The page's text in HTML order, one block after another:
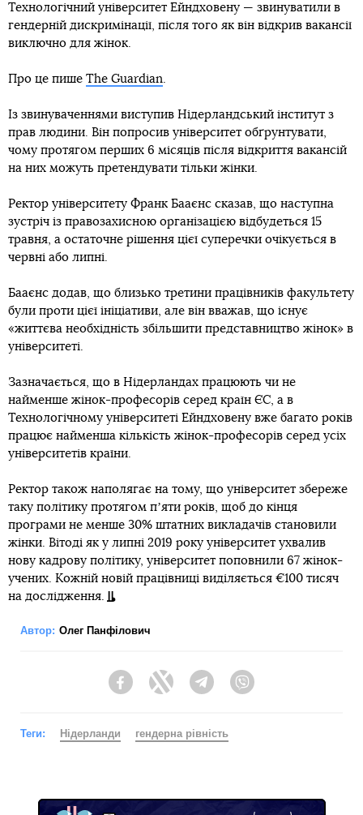
Технологічний університет Ейндховену — звинуватили в
гендерній дискримінації, після того як він відкрив вакансії
виключно для жінок.
Про це пише The Guardian
Із звинуваченнями виступив Нідерландський інститут з
прав людини. Він попросив університет обґрунтувати,
чому протягом перших 6 місяців після відкриття вакансій
на них можуть претендувати тільки жінки.
Ректор університету Франк Бааєнс сказав, що наступна
зустріч із правозахисною організацією відбудеться 15
травня, а остаточне рішення цієї суперечки очікується в
червні або липні.
Бааєнс додав, що близько третини працівників факультету
були проти цієї ініціативи, але він вважав, що існує
«життєва необхідність збільшити представництво жінок» в
університеті.
Зазначається, що в Нідерландах працюють чи не
найменше жінок-професорів серед країн ЄС, а в
Технологічному університеті Ейндховену вже багато років
працює найменша кількість жінок-професорів серед усіх
університетів країни.
Ректор також наполягає на тому, що університет збереже
таку політику протягом пʼяти років, щоб до кінця
програми не менше 30% штатних викладачів становили
жінки. Вітоді як у липні 2019 року університет ухвалив
нову кадрову політику, університет поповнили 67 жінок-
учених. Кожній новій працівниці виділяється €100 тисяч
на дослідження.
Автор: Олег Панфілович
FacebookTwitter Telegram
Теги: Нідерланди гендерна рівність